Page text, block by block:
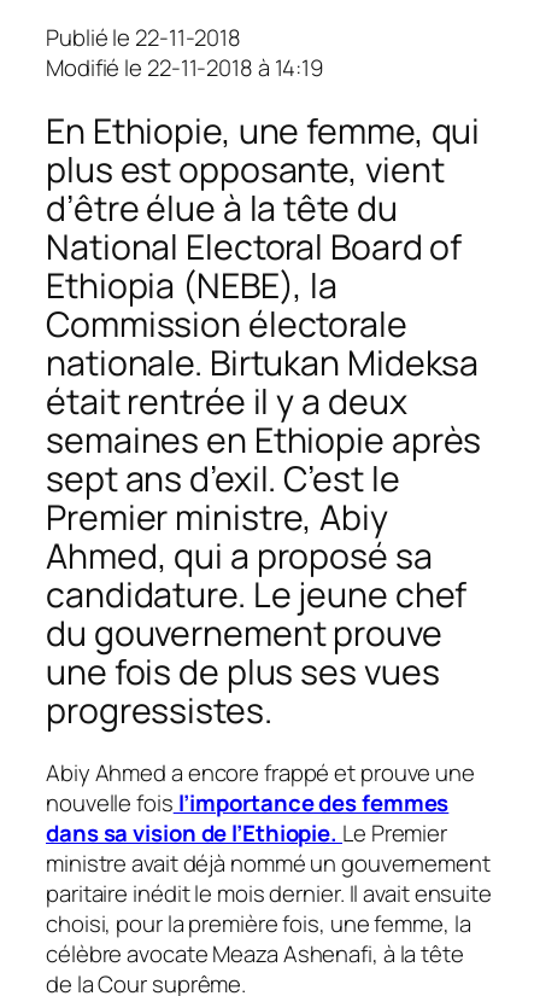
Publié le 22-11-2018
Modifié le 22-11-2018 à 14:19
En Ethiopie, une femme, qui
plus est opposante, vient
d’être élue à la tête du
National Electoral Board of
Ethiopia (NEBE), la
Commission électorale
nationale. Birtukan Mideksa
était rentrée il y a deux
semaines en Ethiopie après
sept ans d’exil. C’est le
Premier ministre, Abiy
Ahmed, qui a proposé sa
candidature. Le jeune chef
du gouvernement prouve
une fois de plus ses vues
progressistes.
Abiy Ahmed a encore frappé et prouve une
nouvelle fois l’importance des femmes
dans sa vision de l’Ethiopie. Le Premier
ministre avait déjà nommé un gouvernement
paritaire inédit le mois dernier. Il avait ensuite
choisi, pour la première fois, une femme, la
célèbre avocate Meaza Ashenafi, à la tête
de la Cour suprême.